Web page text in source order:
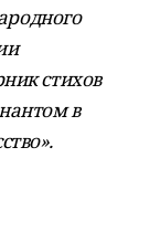
стихов
в